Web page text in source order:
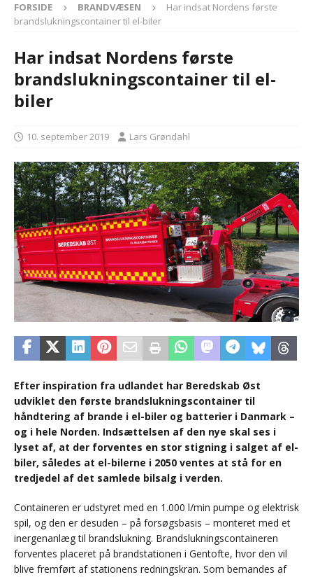
FORSIDE BRANDVÆSEN
Har indsat Nordens første
brandslukningscontainer til el-biler
Har indsat Nordens første
brandslukningscontainer til el-
biler
10. september 2019 Lars Grøndahl
Efter inspiration fra udlandet har Beredskab Øst
udviklet den første brandslukningscontainer til
håndtering af brande i el-biler og batterier i Danmark –
og i hele Norden. Indsættelsen af den nye skal ses i
lyset af, at der forventes en stor stigning i salget af el-
biler, således at el-bilerne i 2050 ventes at stå for en
tredjedel af det samlede bilsalg i verden.
Containeren er udstyret med en 1.000 l/min pumpe og elektrisk
spil, og den er desuden – på forsøgsbasis – monteret med et
inergenanlæg til brandslukning. Brandslukningscontaineren
forventes placeret på brandstationen i Gentofte, hvor den vil
blive fremført af stationens redningskran. Som bemandes af